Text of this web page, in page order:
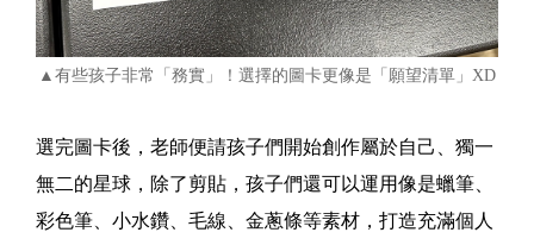
▲有些孩子非常「務實」！選擇的圖卡更像是「願望清單」XD
選完圖卡後，老師便請孩子們開始創作屬於自己、獨一
無二的星球，除了剪貼，孩子們還可以運用像是蠟筆、
彩色筆、小水鑽、毛線、金蔥條等素材，打造充滿個人